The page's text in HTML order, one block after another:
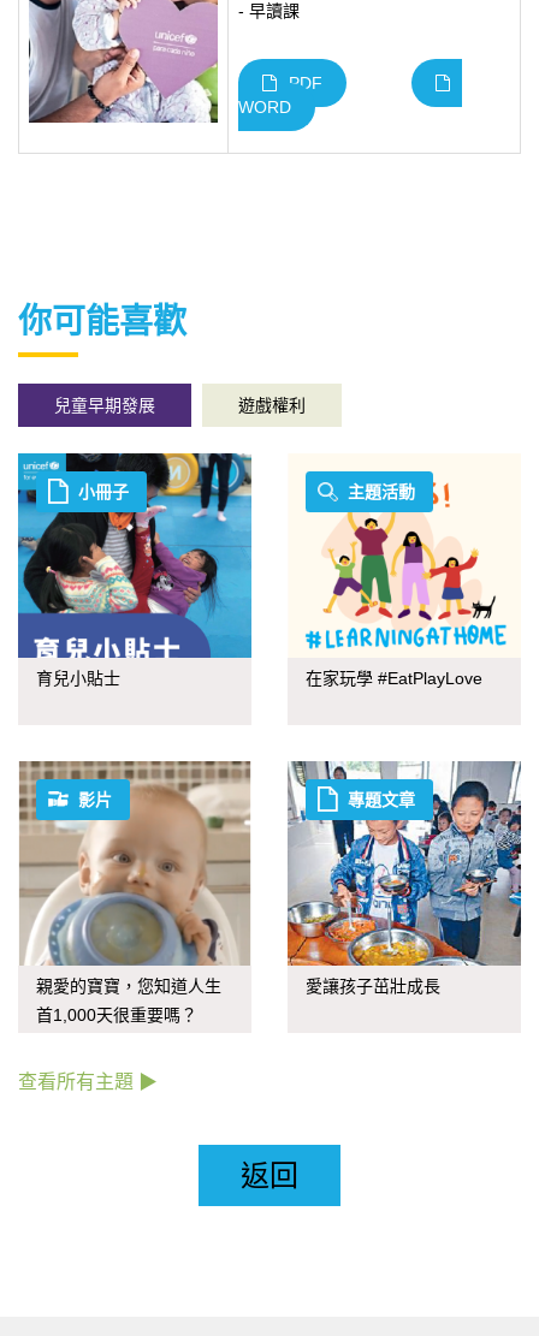
- 早讀課
PDF
WORD
你可能喜歡
兒童早期發展 遊戲權利
小冊子
育兒小貼士
主題活動
在家玩學 #EatPlayLove
影片
親愛的寶寶，您知道人生
首1,000天很重要嗎？
專題文章
愛讓孩子茁壯成長
查看所有主題 ▶
返回